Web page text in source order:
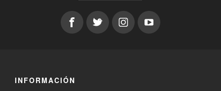
INFORMACIÓN